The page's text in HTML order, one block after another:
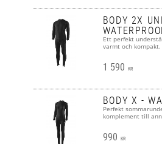
BODY 2X
Ett perfekt
varmt och kompakt.
1 590 KR
BODY X -
Perfekt
komplement till
990 KR